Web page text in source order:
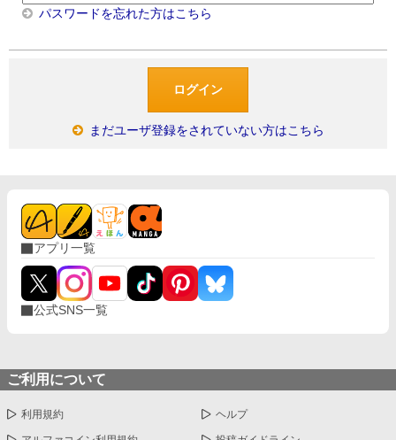
パスワードを忘れた方はこちら
まだユーザ登録をされていない方はこちら
アプリ一覧
公式SNS一覧
ご利用について
利用規約 ヘルプ